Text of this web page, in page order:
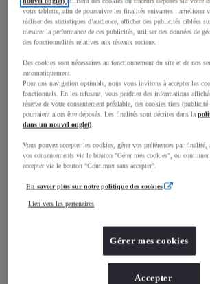
1 745mm
Consommation mixte
Consommation mixte
Émissions CO2
Accélération 0-100km/h
9,7
votre tablette, afin de poursuivre les finalités suivantes : améliorer
réaliser des statistiques d’audience, afficher des publicités ciblées
mesurer la performance de ces publicités, utiliser des données de
des fonctionnalités relatives aux réseaux sociaux.
Des cookies sont nécessaires au fonctionnement du site et de nos
automatiquement.
Pour une navigation optimale, nous vous invitons à accepter les
fonctionnels. En les refusant, vous perdriez des informations
réserve de votre consentement préalable, des cookies tiers (publicité
pourraient alors être déposés. Les finalités sont décrites dans la
dans un nouvel onglet).
Vous pouvez accepter les cookies, gérer vos préférences par
vos consentements via le bouton "Gérer mes cookies", ou
accepter via le bouton "Continuer sans accepter".
En savoir plus sur notre politique des cookies
Lien vers les partenaires
Gérer mes cookies
Accepter